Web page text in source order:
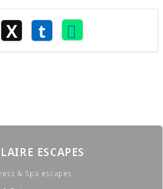
X t
ESCAPES
& Spa escapes